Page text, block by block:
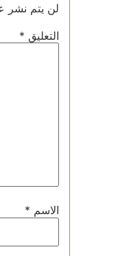
لن يتم نشر
التعليق *
الاسم *